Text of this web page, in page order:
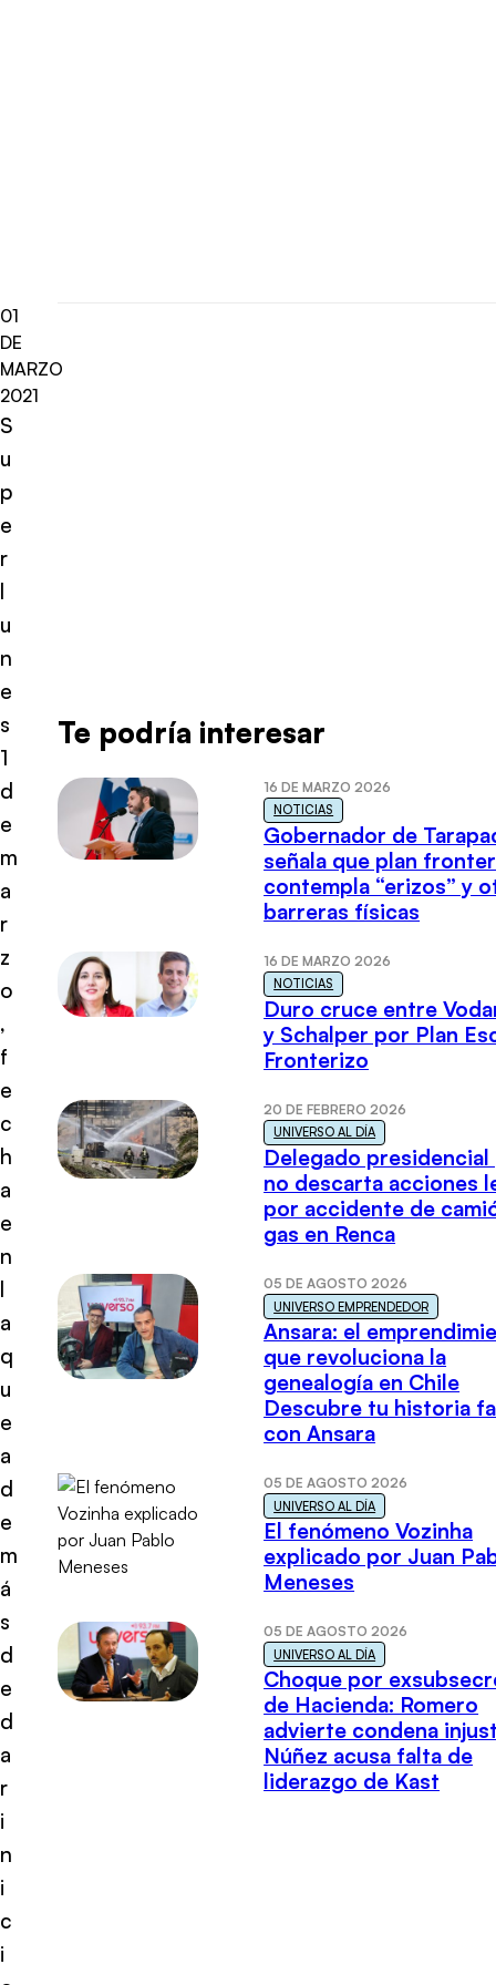
01
DE
MARZO
2021
S
u
p
e
r
l
u
n
e
s
1
d
e
m
a
r
z
o
,
f
e
c
h
a
e
n
l
a
q
u
e
a
d
e
m
á
s
d
e
d
a
r
i
n
i
c
i
Te podría interesar
16 DE MARZO 2026
NOTICIAS
Gobernador de
señala que plan
contempla “erizos” y
barreras físicas
16 DE MARZO 2026
NOTICIAS
Duro cruce entre
y Schalper por Plan
Fronterizo
20 DE FEBRERO 2026
UNIVERSO AL DÍA
Delegado presidencial
no descarta acciones
por accidente de
gas en Renca
05 DE AGOSTO 2026
UNIVERSO EMPRENDEDOR
Ansara: el
que revoluciona la
genealogía en Chile
Descubre tu historia
con Ansara
05 DE AGOSTO 2026
UNIVERSO AL DÍA
El fenómeno Vozinha
explicado por Juan
Meneses
05 DE AGOSTO 2026
UNIVERSO AL DÍA
Choque por
de Hacienda: Romero
advierte condena
Núñez acusa falta de
liderazgo de Kast